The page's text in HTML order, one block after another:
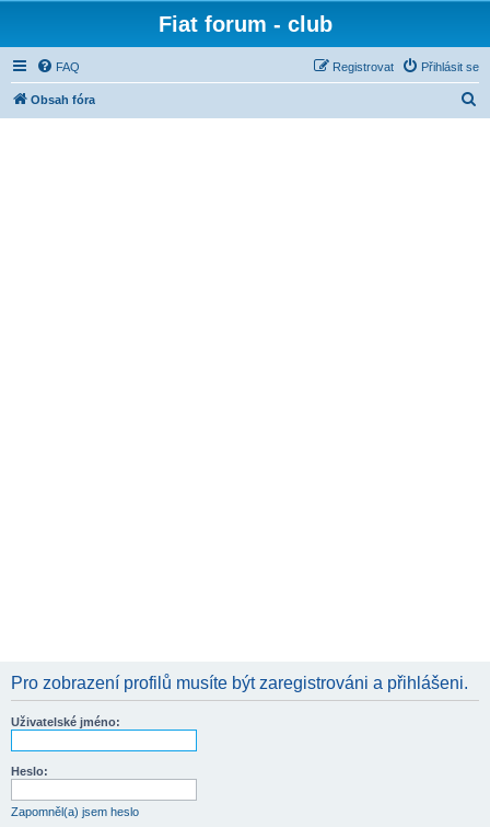
Fiat forum - club
FAQ Přihlásit se
Registrovat
Obsah fóra
Pro zobrazení profilů musíte být zaregistrováni a přihlášeni.
Uživatelské jméno:
Heslo:
Zapomněl(a) jsem heslo